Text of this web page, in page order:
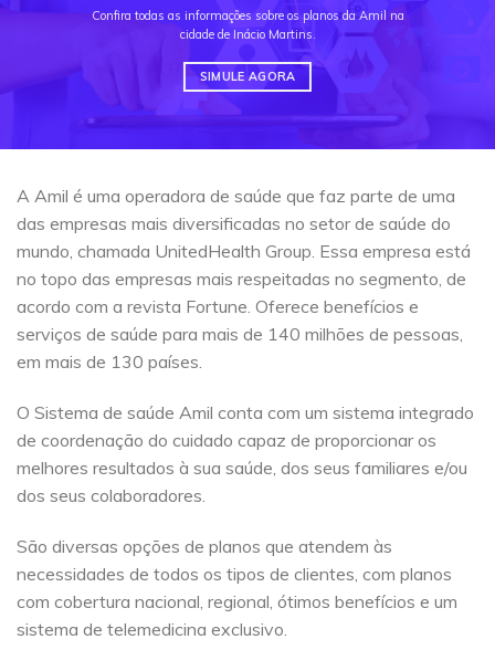
Confira todas as informações sobre os planos da Amil na
cidade de Inácio Martins.
SIMULE AGORA
A Amil é uma operadora de saúde que faz parte de uma
das empresas mais diversificadas no setor de saúde do
mundo, chamada UnitedHealth Group. Essa empresa está
no topo das empresas mais respeitadas no segmento, de
acordo com a revista Fortune. Oferece benefícios e
serviços de saúde para mais de 140 milhões de pessoas,
em mais de 130 países.
O Sistema de saúde Amil conta com um sistema integrado
de coordenação do cuidado capaz de proporcionar os
melhores resultados à sua saúde, dos seus familiares e/ou
dos seus colaboradores.
São diversas opções de planos que atendem às
necessidades de todos os tipos de clientes, com planos
com cobertura nacional, regional, ótimos benefícios e um
sistema de telemedicina exclusivo.